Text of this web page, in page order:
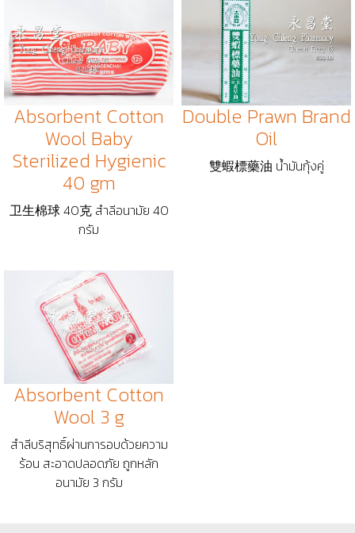
Absorbent Cotton
Wool Baby
Sterilized Hygienic
40 gm
卫生棉球 40克 สำลีอนามัย 40
กรัม
Double Prawn Brand
Oil
雙蝦標藥油 น้ำมันกุ้งคู่
Absorbent Cotton
Wool 3 g
สำลีบริสุทธิ์ผ่านการอบด้วยความ
ร้อน สะอาดปลอดภัย ถูกหลัก
อนามัย 3 กรัม